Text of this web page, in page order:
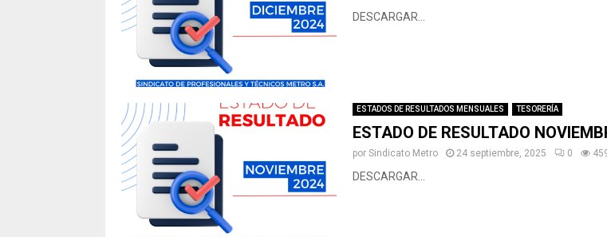
DESCARGAR...
ESTADOS DE RESULTADOS MENSUALES TESORERÍA
ESTADO DE RESULTADO
por Sindicato Metro 24 septiembre, 2025 0
DESCARGAR...